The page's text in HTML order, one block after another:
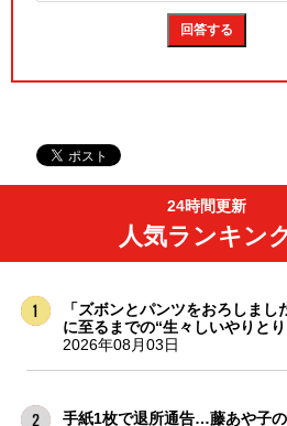
24時間更新
人気ランキン
「ズボンとパンツをおろしま
に至るまでの“生々しいやりと
2026年08月03日
手紙1枚で退所通告…藤あや子